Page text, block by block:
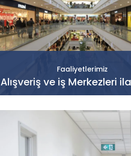
Faaliyetlerimiz
Alışveriş ve iş Merkezleri